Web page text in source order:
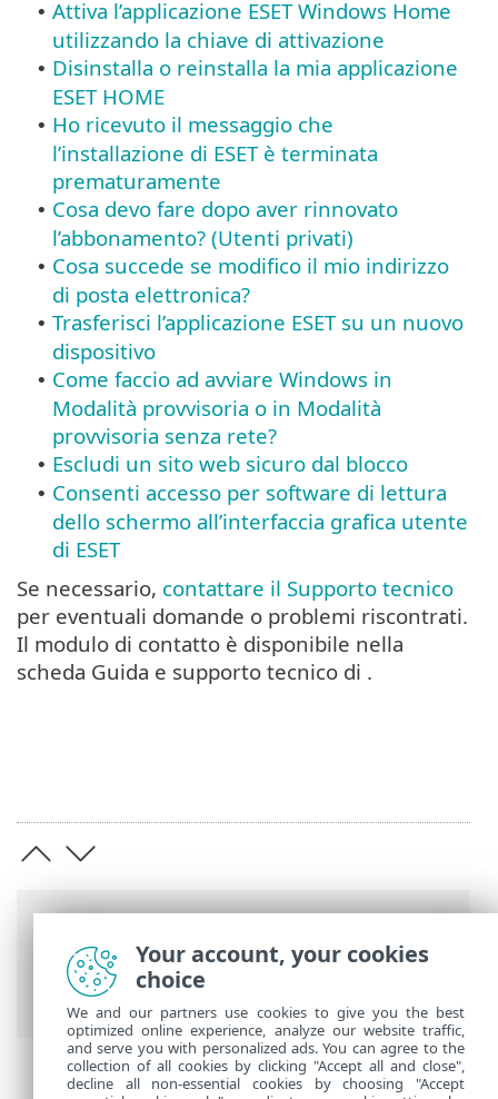
Guida online ESET
ESET Security
Ultimate
Domande frequenti
• Attiva l’applicazione ESET Windows Home
utilizzando la chiave di attivazione
• Disinstalla o reinstalla la mia applicazione
ESET HOME
• Ho ricevuto il messaggio che
l’installazione di ESET è terminata
prematuramente
• Cosa devo fare dopo aver rinnovato
l’abbonamento? (Utenti privati)
• Cosa succede se modifico il mio indirizzo
di posta elettronica?
• Trasferisci l’applicazione ESET su un nuovo
dispositivo
• Come faccio ad avviare Windows in
Modalità provvisoria o in Modalità
provvisoria senza rete?
• Escludi un sito web sicuro dal blocco
• Consenti accesso per software di lettura
dello schermo all’interfaccia grafica utente
di ESET
Se necessario, contattare il Supporto tecnico
per eventuali domande o problemi riscontrati.
Il modulo di contatto è disponibile nella
scheda Guida e supporto tecnico di .
Your account, your cookies
choice
We and our partners use cookies to give you the best
optimized online experience, analyze our website traffic,
and serve you with personalized ads. You can agree to the
collection of all cookies by clicking "Accept all and close",
decline all non-essential cookies by choosing "Accept